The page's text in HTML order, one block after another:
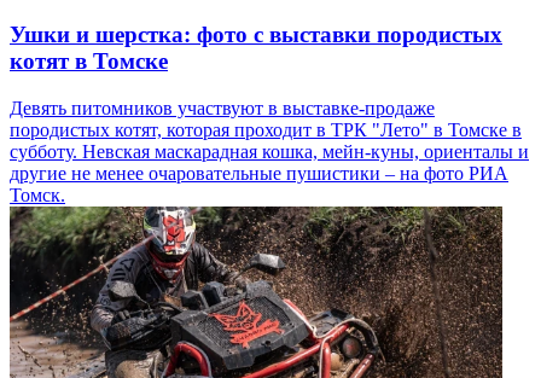
Ушки и шерстка: фото с выставки породистых
котят в Томске
Девять питомников участвуют в выставке-продаже
породистых котят, которая проходит в ТРК "Лето" в Томске в
субботу. Невская маскарадная кошка, мейн-куны, ориенталы и
другие не менее очаровательные пушистики – на фото РИА
Томск.